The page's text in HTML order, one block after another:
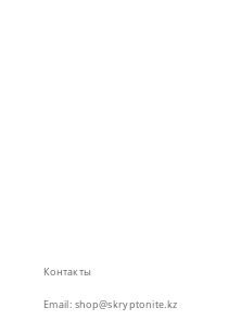
Контакты
Email: shop@skryptonite.kz